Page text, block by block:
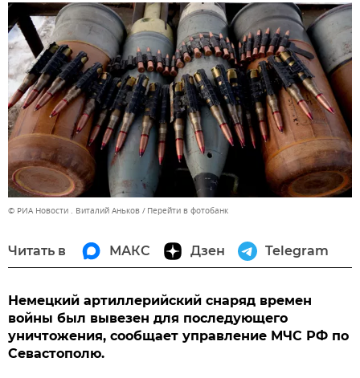
© РИА Новости . Виталий Аньков Перейти в фотобанк
Читать в МАКС Дзен Telegram
Немецкий артиллерийский снаряд времен
войны был вывезен для последующего
уничтожения, сообщает управление МЧС РФ по
Севастополю.